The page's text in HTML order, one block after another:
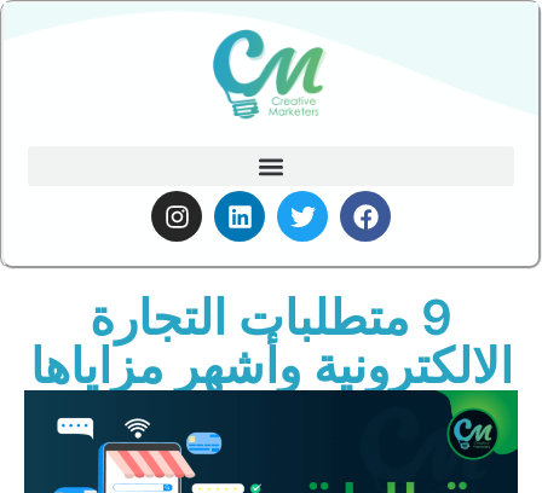
9 متطلبات التجارة
الالكترونية وأشهر مزاياها